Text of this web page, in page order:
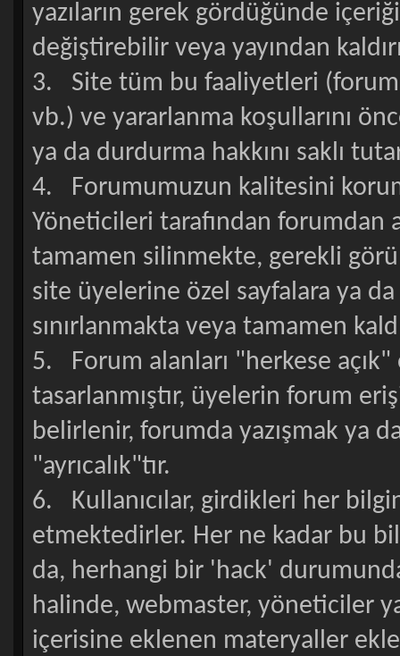
yazıların gerek gördüğünde
değiştirebilir veya yayından
3. Site tüm bu faaliyetleri
vb.) ve yararlanma koşullarını
ya da durdurma hakkını saklı
4. Forumumuzun kalitesini
Yöneticileri tarafından forumdan
tamamen silinmekte, gerekli
site üyelerine özel sayfalara ya
sınırlanmakta veya tamamen
5. Forum alanları "herkese
tasarlanmıştır, üyelerin forum
belirlenir, forumda yazışmak ya
"ayrıcalık"tır.
6. Kullanıcılar, girdikleri her
etmektedirler. Her ne kadar bu
da, herhangi bir 'hack'
halinde, webmaster, yöneticiler
içerisine eklenen materyaller